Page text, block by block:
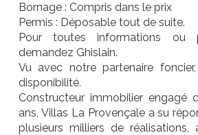
Bornage : Compris dans le prix
Permis : Déposable tout de suite.
Pour toutes informations ou
demandez Ghislain.
Vu avec notre partenaire
disponibilité.
Constructeur immobilier engagé
ans, Villas La Provençale a su
plusieurs milliers de réalisations,